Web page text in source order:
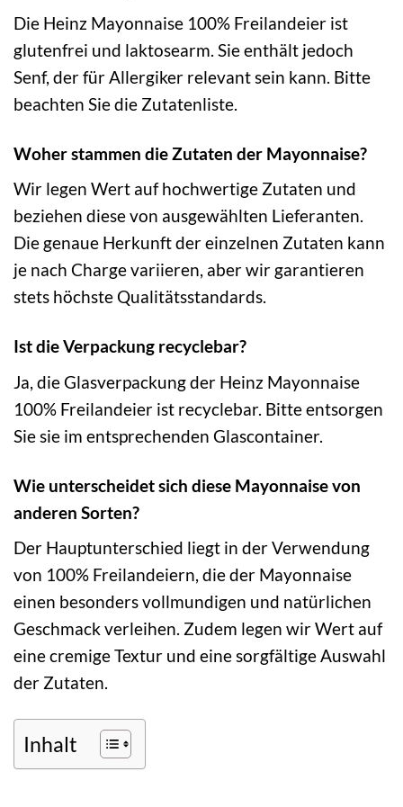
Die Heinz Mayonnaise 100% Freilandeier ist
glutenfrei und laktosearm. Sie enthält jedoch
Senf, der für Allergiker relevant sein kann. Bitte
beachten Sie die Zutatenliste.
Woher stammen die Zutaten der Mayonnaise?
Wir legen Wert auf hochwertige Zutaten und
beziehen diese von ausgewählten Lieferanten.
Die genaue Herkunft der einzelnen Zutaten kann
je nach Charge variieren, aber wir garantieren
stets höchste Qualitätsstandards.
Ist die Verpackung recyclebar?
Ja, die Glasverpackung der Heinz Mayonnaise
100% Freilandeier ist recyclebar. Bitte entsorgen
Sie sie im entsprechenden Glascontainer.
Wie unterscheidet sich diese Mayonnaise von
anderen Sorten?
Der Hauptunterschied liegt in der Verwendung
von 100% Freilandeiern, die der Mayonnaise
einen besonders vollmundigen und natürlichen
Geschmack verleihen. Zudem legen wir Wert auf
eine cremige Textur und eine sorgfältige Auswahl
der Zutaten.
Inhalt